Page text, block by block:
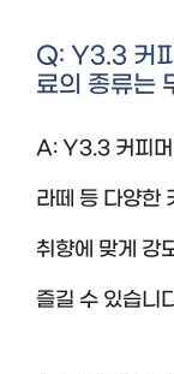
Q: Y3.3 커
료의 종류는
A: Y3.3 커피머
라떼 등 다양한
취향에 맞게 강
즐길 수 있습니